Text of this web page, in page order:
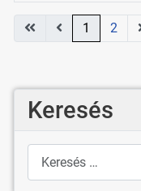
1 2
Keresés
Keresés